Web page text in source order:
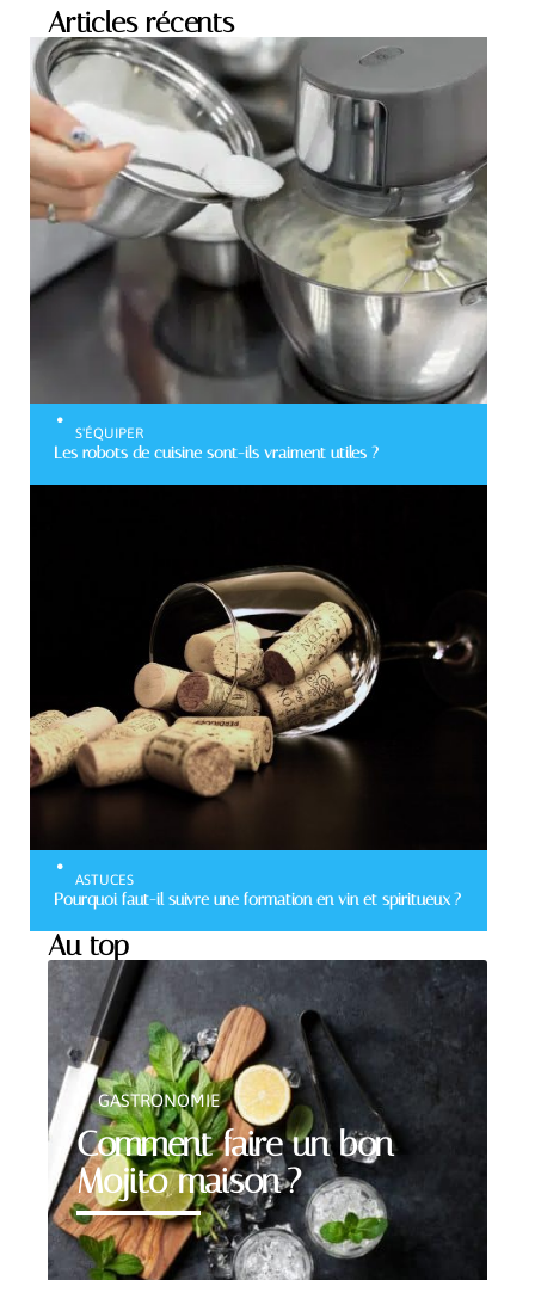
Articles récents
S'ÉQUIPER
Les robots de cuisine sont-ils vraiment utiles ?
ASTUCES
Pourquoi faut-il suivre une formation en vin et spiritueux ?
Au top
Comment faire un bon
Mojito maison ?
GASTRONOMIE